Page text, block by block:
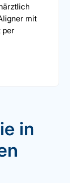
mit
per
in